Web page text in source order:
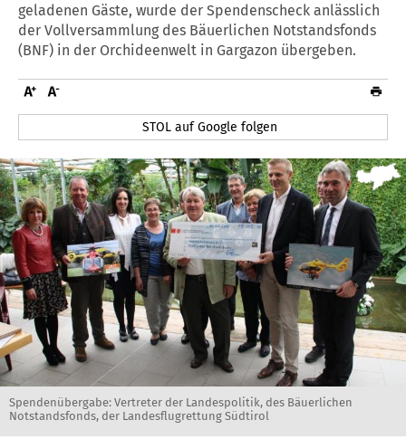
geladenen Gäste, wurde der Spendenscheck anlässlich
der Vollversammlung des Bäuerlichen Notstandsfonds
(BNF) in der Orchideenwelt in Gargazon übergeben.
STOL auf Google folgen
Spendenübergabe: Vertreter der Landespolitik, des Bäuerlichen
Notstandsfonds, der Landesflugrettung Südtirol